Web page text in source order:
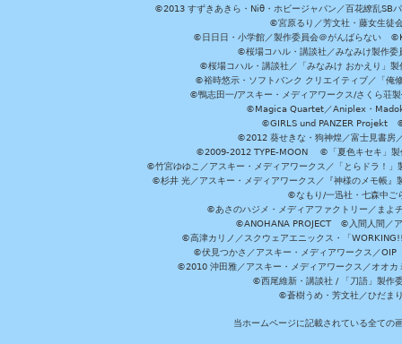
©2013 すずきあきら・Niθ・ホビージャパン／百花繚乱
©宮原るり／芳文社・藤女生徒
©日日日・小学館／製作委員会＠がんばらない
©桜場コハル・講談社／みなみけ製作
©桜場コハル・講談社／「みなみけ おかえり」
©裕時悠示・ソフトバンク クリエイティブ／「
©鴨志田一/アスキー・メディアワークス/さく
©Magica Quartet／Aniplex・
©GIRLS und PANZER Projekt ©
©2012 葵せきな・狗神煌／富士見書
©2009-2012 TYPE-MOON ©「夏色キセキ」製
©竹宮ゆゆこ／アスキー・メディアワークス／「とらドラ！
©杉井 光／アスキー・メディアワークス／『神様のメモ帳
©なもり/一迅社・七森中
©あさのハジメ・メディアファクトリー／ま
©ANOHANA PROJECT ©入間人間／ア
©高津カリノ／スクウェアエニックス・「
©伏見つかさ／アスキー・メディアワークス／
©2010 沖田雅／アスキー・メディアワークス／オオ
©西尾維新・講談社 / 「刀語」製作
©蒼樹うめ・芳文社／ひだま
当ホームページに記載されている全ての